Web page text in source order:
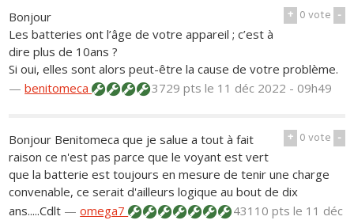
+ 0vote -
Bonjour
Les batteries ont l’âge de votre appareil ; c’est à
dire plus de 10ans ?
Si oui, elles sont alors peut-être la cause de votre problème.
—benitomeca 3729 ptsle 11 déc 2022 - 09h49
+ 0vote -
Bonjour Benitomeca que je salue a tout à fait
raison ce n'est pas parce que le voyant est vert
que la batterie est toujours en mesure de tenir une charge
convenable, ce serait d'ailleurs logique au bout de dix
ans.....Cdlt —omega7 43110 ptsle 11 déc